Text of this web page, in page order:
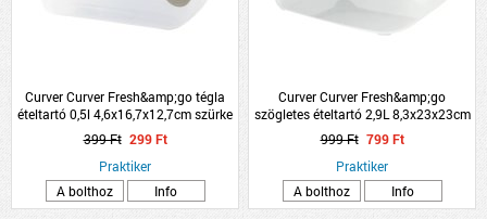
Curver Curver Fresh&amp;go tégla
ételtartó 0,5l 4,6x16,7x12,7cm szürke
tető műanyag
399 Ft 299 Ft
Praktiker
A bolthoz
Info
Curver Curver Fresh&amp;go
szögletes ételtartó 2,9L 8,3x23x23cm
szürke tető műanyag
999 Ft 799 Ft
Praktiker
A bolthoz
Info